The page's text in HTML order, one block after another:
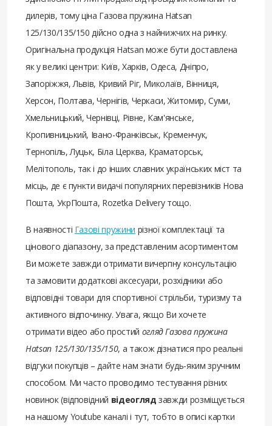
дилерів, тому ціна Газова пружина Hatsan
125/130/135/150 дійсно одна з найнижчих на ринку.
Оригінальна продукція Hatsan може бути доставлена ​​
як у великі центри: Київ, Харків, Одеса, Дніпро,
Запоріжжя, Львів, Кривий Ріг, Миколаїв, Вінниця,
Херсон, Полтава, Чернігів, Черкаси, Житомир, Суми,
Хмельницький, Чернівці, Рівне, Кам'янське,
Кропивницький, Івано-Франківськ, Кременчук,
Тернопіль, Луцьк, Біла Церква, Краматорськ,
Мелітополь, так і до інших славних українських міст та
місць, де є пункти видачі популярних перевізників Нова
Пошта, УкрПошта, Rozetka Delivery тощо.
В наявності Газові пружини різної комплектації та
цінового діапазону, за представленим асортиментом
Ви можете завжди отримати вичерпну консультацію
та замовити додаткові аксесуари, розхідники або
відповідні товари для спортивної стрільби, туризму та
активного відпочинку. Увага, якщо Ви хочете
отримати відео або простий огляд Газова пружина
Hatsan 125/130/135/150, а також дізнатися про реальні
відгуки покупців – дайте нам знати будь-яким зручним
способом. Ми часто проводимо тестування різних
новинок (відповідний відеогляд завжди розміщується
на нашому Youtube каналі і тут, тобто в описі картки